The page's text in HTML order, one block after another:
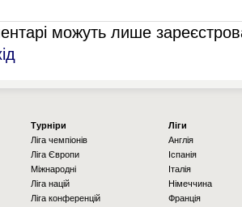
можуть лише
Турніри
Ліга чемпіонів
Ліга Європи
Міжнародні
Ліга націй
Ліга конференцій
Ліги
Англія
Іспанія
Італія
Німеччина
Франція